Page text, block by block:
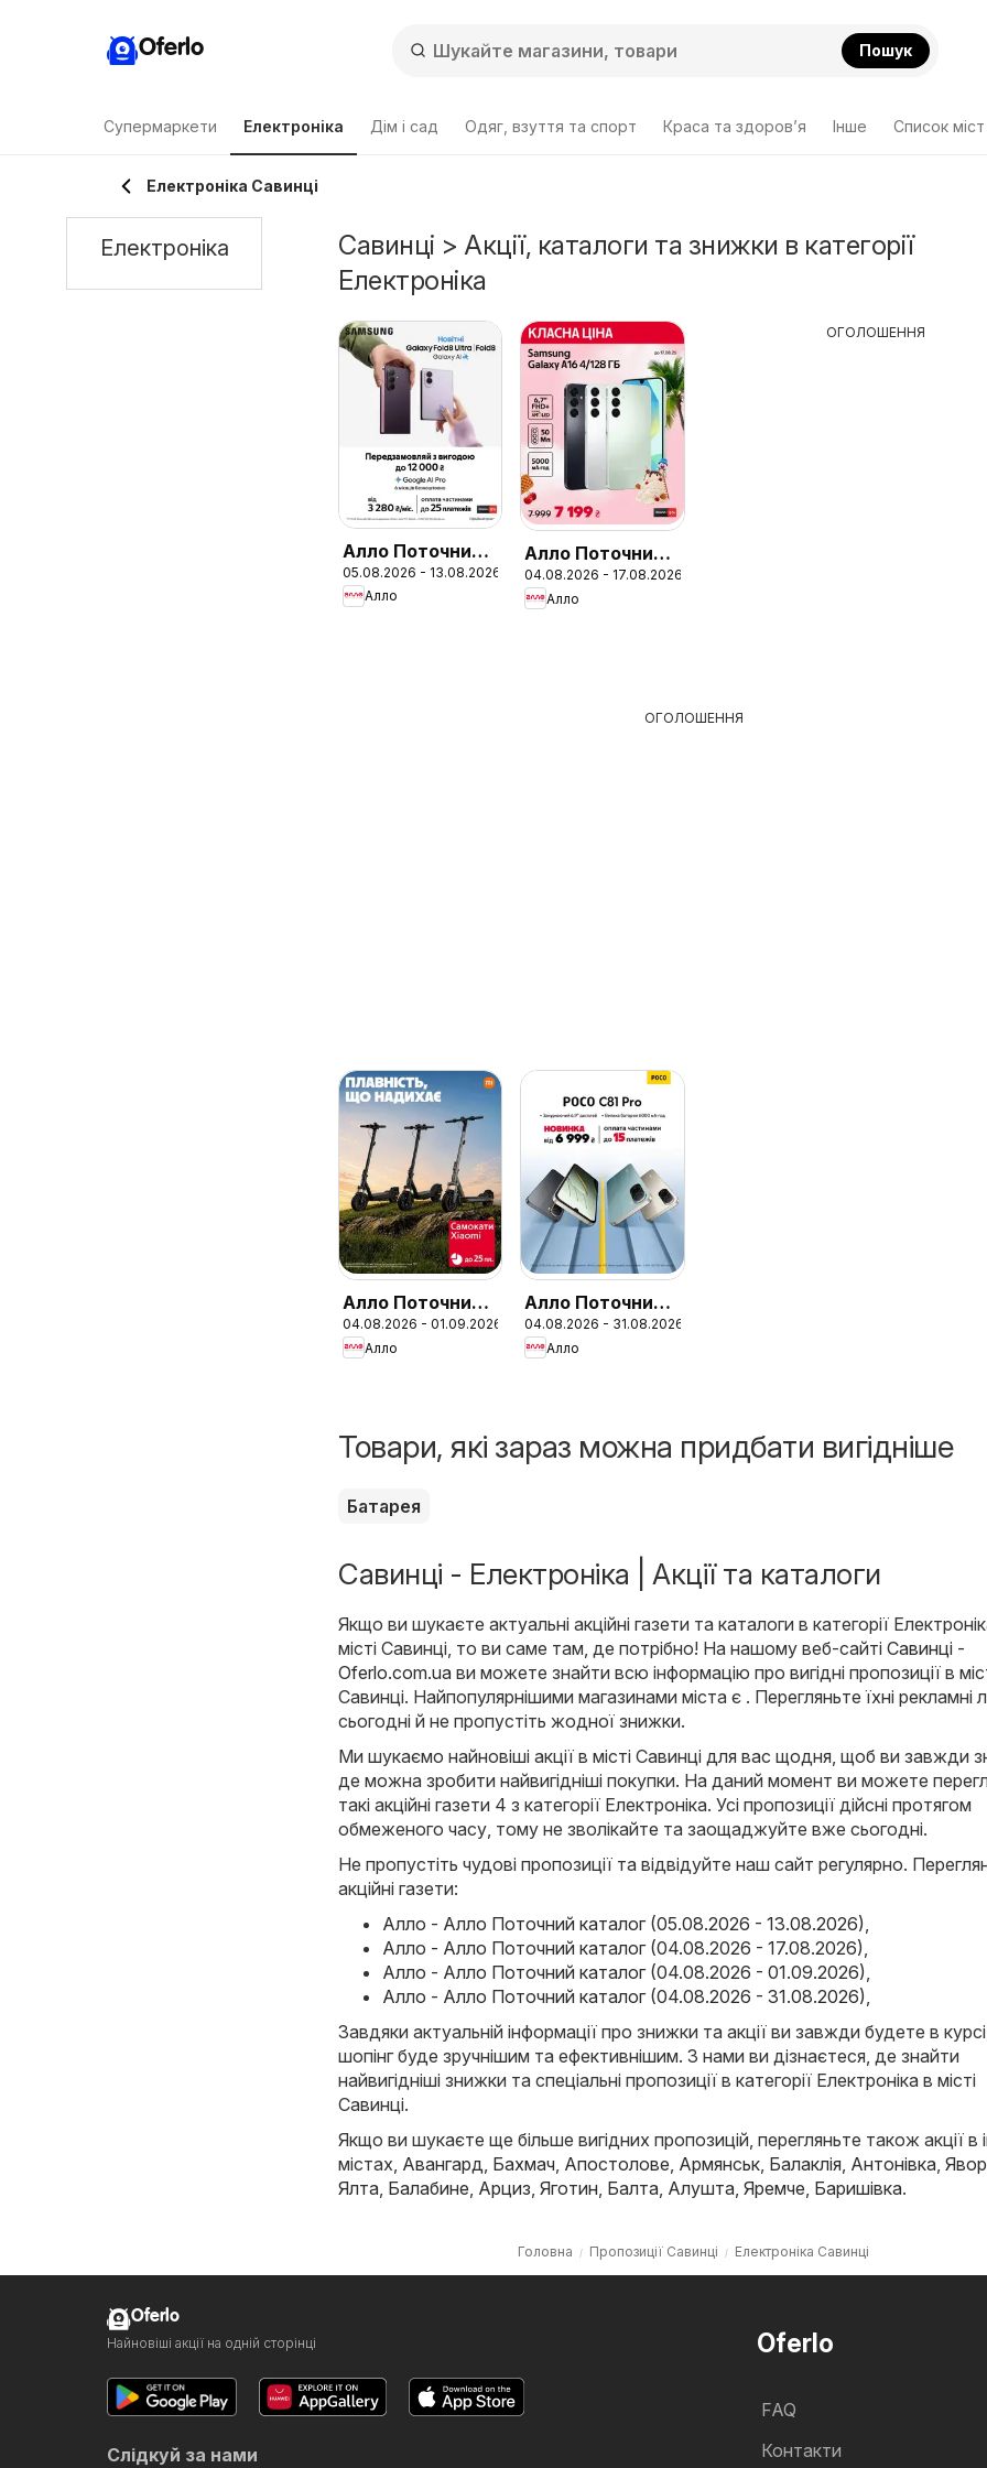
Oferlo Пошук
Супермаркети Електроніка Дім і сад Одяг, взуття та спорт Краса та здоров’я Інше Cписок міст
Електроніка Савинці
Савинці > Акції, каталоги та знижки в категорії
Електроніка
Алло Поточний
каталог
05.08.2026 - 13.08.2026
Алло
Алло Поточний
каталог
04.08.2026 - 17.08.2026
Алло
ОГОЛОШЕННЯ
ОГОЛОШЕННЯ
Алло Поточний
каталог
04.08.2026 - 01.09.2026
Алло
Алло Поточний
каталог
04.08.2026 - 31.08.2026
Алло
Товари, які зараз можна придбати вигідніше
Батарея
Савинці - Електроніка | Акції та каталоги
Якщо ви шукаєте актуальні акційні газети та каталоги в категорії
місті Савинці, то ви саме там, де потрібно! На нашому веб-сайті Савинці -
Oferlo.com.ua ви можете знайти всю інформацію про вигідні пропозиції в
Савинці. Найпопулярнішими магазинами міста є . Перегляньте їхні рекламні
сьогодні й не пропустіть жодної знижки.
Ми шукаємо найновіші акції в місті Савинці для вас щодня, щоб ви завжди
де можна зробити найвигідніші покупки. На даний момент ви можете
такі акційні газети 4 з категорії Електроніка. Усі пропозиції дійсні протягом
обмеженого часу, тому не зволікайте та заощаджуйте вже сьогодні.
Не пропустіть чудові пропозиції та відвідуйте наш сайт регулярно.
акційні газети:
Алло - Алло Поточний каталог (05.08.2026 - 13.08.2026),
Алло - Алло Поточний каталог (04.08.2026 - 17.08.2026),
Алло - Алло Поточний каталог (04.08.2026 - 01.09.2026),
Алло - Алло Поточний каталог (04.08.2026 - 31.08.2026),
Завдяки актуальній інформації про знижки та акції ви завжди будете в
шопінг буде зручнішим та ефективнішим. З нами ви дізнаєтеся, де знайти
найвигідніші знижки та спеціальні пропозиції в категорії Електроніка в місті
Савинці.
Якщо ви шукаєте ще більше вигідних пропозицій, перегляньте також акції в
містах, Авангард, Бахмач, Апостолове, Армянськ, Балаклія, Антонівка,
Ялта, Балабине, Арциз, Яготин, Балта, Алушта, Яремче, Баришівка.
Головна Пропозиції Савинці Електроніка Савинці
Електроніка
Oferlo
FAQ
Контакти
Oferlo
Найновіші акції на одній сторінці
Слідкуй за нами